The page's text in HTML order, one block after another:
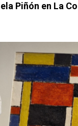
Piñón en La